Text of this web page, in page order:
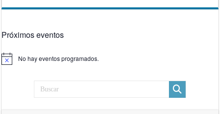
Próximos eventos
Aviso No hay eventos programados.